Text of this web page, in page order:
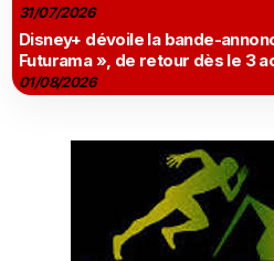
31/07/2026
Disney+ dévoile la bande-
Futurama », de retour dès le 3
01/08/2026